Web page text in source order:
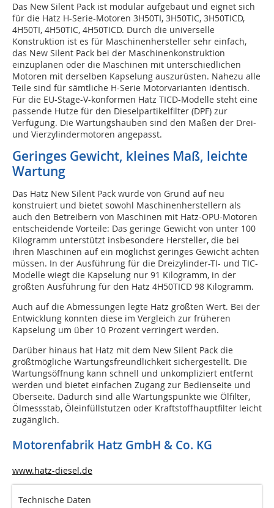
Das New Silent Pack ist modular aufgebaut und eignet sich
für die Hatz H-Serie-Motoren 3H50TI, 3H50TIC, 3H50TICD,
4H50TI, 4H50TIC, 4H50TICD. Durch die universelle
Konstruktion ist es für Maschinenhersteller sehr einfach,
das New Silent Pack bei der Maschinenkonstruktion
einzuplanen oder die Maschinen mit unterschiedlichen
Motoren mit derselben Kapselung auszurüsten. Nahezu alle
Teile sind für sämtliche H-Serie Motorvarianten identisch.
Für die EU-Stage-V-konformen Hatz TICD-Modelle steht eine
passende Hutze für den Dieselpartikelfilter (DPF) zur
Verfügung. Die Wartungshauben sind den Maßen der Drei-
und Vierzylindermotoren angepasst.
Geringes Gewicht, kleines Maß, leichte
Wartung
Das Hatz New Silent Pack wurde von Grund auf neu
konstruiert und bietet sowohl Maschinenherstellern als
auch den Betreibern von Maschinen mit Hatz-OPU-Motoren
entscheidende Vorteile: Das geringe Gewicht von unter 100
Kilogramm unterstützt insbesondere Hersteller, die bei
ihren Maschinen auf ein möglichst geringes Gewicht achten
müssen. In der Ausführung für die Dreizylinder-TI- und TIC-
Modelle wiegt die Kapselung nur 91 Kilogramm, in der
größten Ausführung für den Hatz 4H50TICD 98 Kilogramm.
Auch auf die Abmessungen legte Hatz größten Wert. Bei der
Entwicklung konnten diese im Vergleich zur früheren
Kapselung um über 10 Prozent verringert werden.
Darüber hinaus hat Hatz mit dem New Silent Pack die
größtmögliche Wartungsfreundlichkeit sichergestellt. Die
Wartungsöffnung kann schnell und unkompliziert entfernt
werden und bietet einfachen Zugang zur Bedienseite und
Oberseite. Dadurch sind alle Wartungspunkte wie Ölfilter,
Ölmessstab, Öleinfüllstutzen oder Kraftstoffhauptfilter leicht
zugänglich.
Motorenfabrik Hatz GmbH & Co. KG
www.hatz-diesel.de
Technische Daten